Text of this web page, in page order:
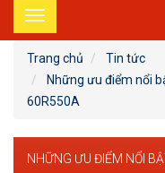
Toggle
navigation
Trang chủ
Tin tức
Những ưu điểm nổi
60R550A
NHỮNG ƯU ĐIỂM NỔI